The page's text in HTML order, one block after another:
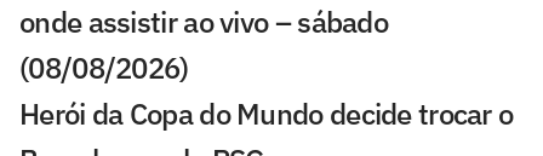
onde assistir ao vivo – sábado
(08/08/2026)
Herói da Copa do Mundo decide trocar o